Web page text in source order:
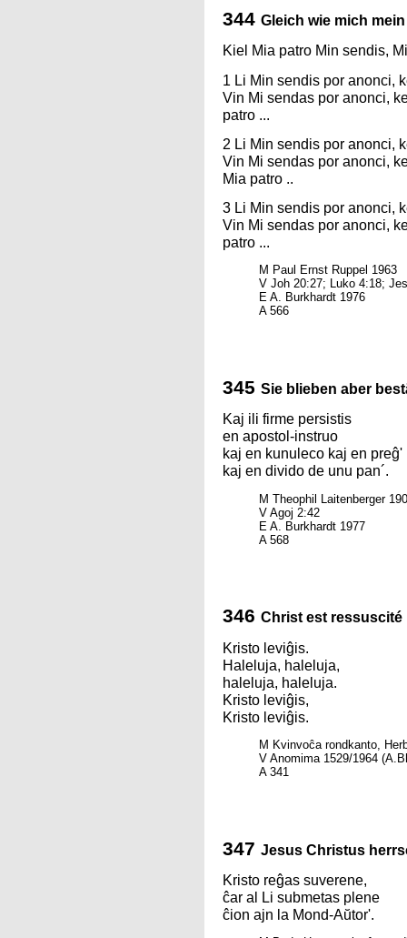
344 Gleich wie mich
Kiel Mia patro Min sendis,
1 Li Min sendis por anonci,
Vin Mi sendas por anonci,
patro ...
2 Li Min sendis por anonci,
Vin Mi sendas por anonci,
Mia patro ..
3 Li Min sendis por anonci,
Vin Mi sendas por anonci,
patro ...
M Paul Ernst Ruppel 1963
V Joh 20:27; Luko 4:18;
E A. Burkhardt 1976
A 566
345 Sie blieben aber
Kaj ili firme persistis
en apostol-instruo
kaj en kunuleco kaj en preĝ'
kaj en divido de unu pan´.
M Theophil Laitenberger
V Agoj 2:42
E A. Burkhardt 1977
A 568
346 Christ est ressuscité
Kristo leviĝis.
Haleluja, haleluja,
haleluja, haleluja.
Kristo leviĝis,
Kristo leviĝis.
M Kvinvoĉa rondkanto,
V Anomima 1529/1964
A 341
347 Jesus Christus
Kristo reĝas suverene,
ĉar al Li submetas plene
ĉion ajn la Mond-Aŭtor'.